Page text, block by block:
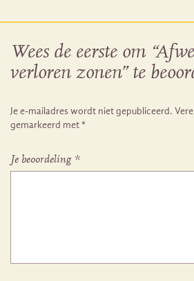
Wees de eerste om
verloren zonen” te
Je e-mailadres wordt niet gepubliceerd.
gemarkeerd met*
Je beoordeling *